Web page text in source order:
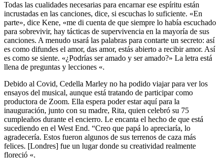
Todas las cualidades necesarias para encarnar ese espíritu están
incrustadas en las canciones, dice, si escuchas lo suficiente. «En
parte», dice Kene, «me di cuenta de que siempre lo había escuchado
para sobrevivir, hay tácticas de supervivencia en la mayoría de sus
canciones. A menudo usará las palabras para contarte un secreto: así
es como difundes el amor, das amor, estás abierto a recibir amor. Así
es como se siente. «¿Podrías ser amado y ser amado?» La letra está
llena de preguntas y lecciones «.
Debido al Covid, Cedella Marley no ha podido viajar para ver los
ensayos del musical, aunque está tratando de participar como
productora de Zoom. Ella espera poder estar aquí para la
inauguración, junto con su madre, Rita, quien celebró su 75
cumpleaños durante el encierro. Le encanta el hecho de que está
sucediendo en el West End. “Creo que papá lo apreciaría, lo
agradecería. Estos fueron algunos de sus terrenos de caza más
felices. [Londres] fue un lugar donde su creatividad realmente
floreció «.